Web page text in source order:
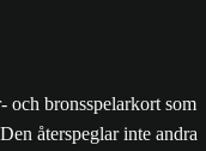
och bronsspelarkort som
återspeglar inte andra